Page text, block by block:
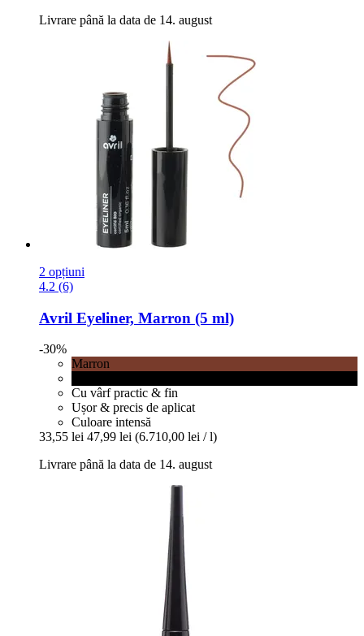
Livrare până la data de 14. august
2 opțiuni
4.2 (6)
Avril Eyeliner, Marron (5 ml)
-30%
Marron
Cu vârf practic & fin
Ușor & precis de aplicat
Culoare intensă
33,55 lei 47,99 lei (6.710,00 lei / l)
Livrare până la data de 14. august